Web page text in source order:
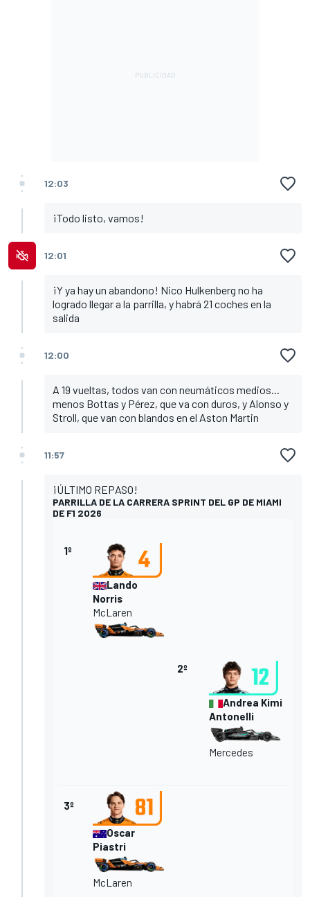
12:03
¡Todo listo, vamos!
12:01
¡Y ya hay un abandono! Nico Hulkenberg no ha
logrado llegar a la parrilla, y habrá 21 coches en la
salida
12:00
A 19 vueltas, todos van con neumáticos medios...
menos Bottas y Pérez, que va con duros, y Alonso y
Stroll, que van con blandos en el Aston Martin
11:57
¡ÚLTIMO REPASO!
PARRILLA DE LA CARRERA SPRINT DEL GP DE MIAMI
DE F1 2026
1º
Lando
Norris
McLaren
2º
Andrea Kimi
Antonelli
Mercedes
3º
Oscar
Piastri
McLaren